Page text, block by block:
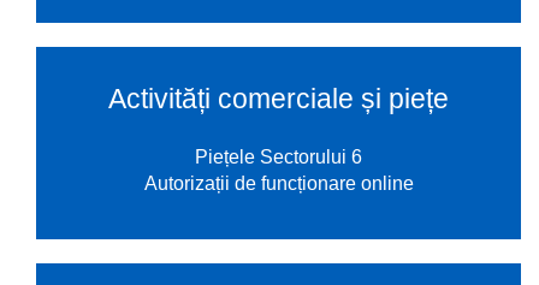
Activități comerciale și piețe
Piețele Sectorului 6
Autorizații de funcționare online